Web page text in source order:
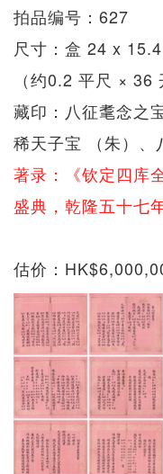
拍品编号：627
尺寸：盒 24 x
（约0.2 平尺 × 36
藏印：八征耄念之
稀天子宝 （朱）、
著录：《钦定四库
盛典，乾隆五十七年
估价：